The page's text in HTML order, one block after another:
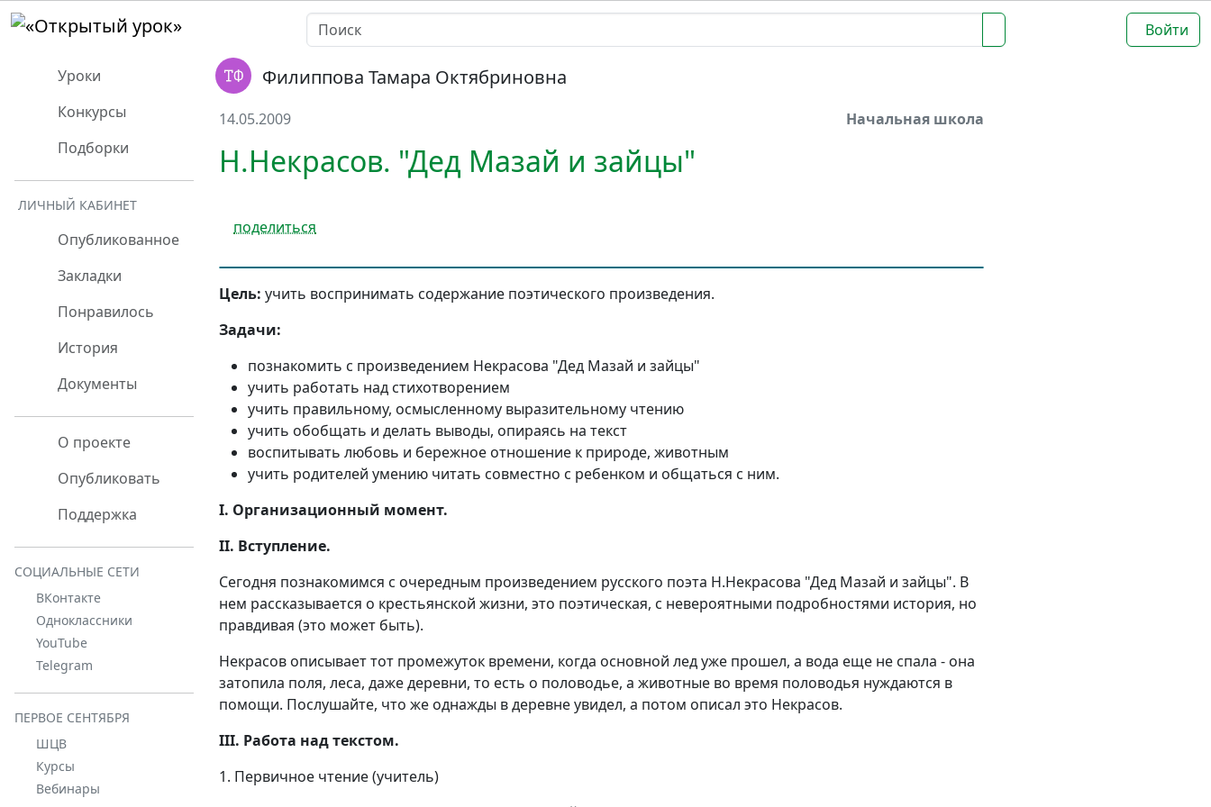
Войти
Уроки
Конкурсы
Подборки
ЛИЧНЫЙ КАБИНЕТ
Опубликованное
Закладки
Понравилось
История
Документы
О проекте
Опубликовать
Поддержка
СОЦИАЛЬНЫЕ СЕТИ
ВКонтакте
Одноклассники
YouTube
Telegram
ПЕРВОЕ СЕНТЯБРЯ
ШЦВ
Курсы
Вебинары
Филиппова Тамара Октябриновна
14.05.2009 Начальная школа
Н.Некрасов. "Дед Мазай и зайцы"
поделиться
Цель: учить воспринимать содержание поэтического произведения.
Задачи:
познакомить с произведением Некрасова "Дед Мазай и зайцы"
учить работать над стихотворением
учить правильному, осмысленному выразительному чтению
учить обобщать и делать выводы, опираясь на текст
воспитывать любовь и бережное отношение к природе, животным
учить родителей умению читать совместно с ребенком и общаться с ним.
I. Организационный момент.
II. Вступление.
Сегодня познакомимся с очередным произведением русского поэта Н.Некрасова "Дед Мазай и зайцы". В
нем рассказывается о крестьянской жизни, это поэтическая, с невероятными подробностями история, но
правдивая (это может быть).
Некрасов описывает тот промежуток времени, когда основной лед уже прошел, а вода еще не спала - она
затопила поля, леса, даже деревни, то есть о половодье, а животные во время половодья нуждаются в
помощи. Послушайте, что же однажды в деревне увидел, а потом описал это Некрасов.
III. Работа над текстом.
1. Первичное чтение (учитель)